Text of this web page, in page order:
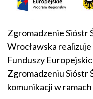
Zgromadzenie Sióstr
Wrocławska
Funduszy
Zgromadzeniu Sióstr
komunikacji w ramach